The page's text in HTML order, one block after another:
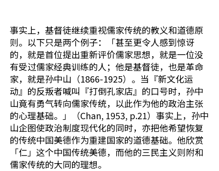
事实上，基督徒继续重视儒家传统的教义和道德原
则。以下只是两个例子：「甚至更令人感到惊讶
的，就是首位提出重新评价儒家思想，就是一位没
有受过儒家经典训练的人；他是基督徒，也是革命
家，就是孙中山（1866-1925）。当『新文化运
动』的反叛者喊叫『打倒孔家店』的口号时，孙中
山竟有勇气转向儒家传统，以此作为他的政治主张
的心理基础。」（Chan, 1953, p.21）事实上，孙中
山企图使政治制度现代化的同时，亦把他希望恢复
的传统中国美德作为重建国家的道德基础。他欣赏
「仁」这个中国传统美德，而他的三民主义则附和
儒家传统的大同的理想。